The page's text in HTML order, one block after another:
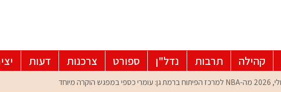
קהילה תרבות נדל"ן ספורט צרכנות דעות
מה-NBA למרכז הפיתוח ברמת גן: עומרי כספי במפגש הוקרה מיוחד